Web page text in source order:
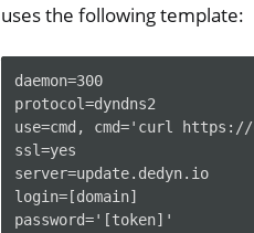
uses the following template:
daemon=300
protocol=dyndns2
use=cmd, cmd='curl
ssl=yes
server=update.dedyn.io
login=[domain]
password='[token]'